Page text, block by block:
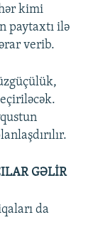
kimi
paytaxtı ilə
verib.
GƏLİR
da